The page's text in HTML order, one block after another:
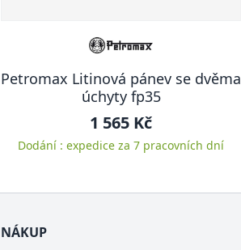
Petromax Litinová pánev se dvěma
úchyty fp35
1 565 Kč
Dodání : expedice za 7 pracovních dní
NÁKUP